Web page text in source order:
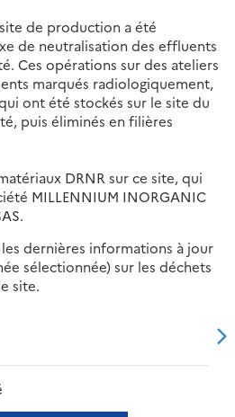
de production a été
de neutralisation des effluents
Ces opérations sur des ateliers
marqués radiologiquement,
ont été stockés sur le site du
puis éliminés en filières
DRNR sur ce site, qui
MILLENNIUM INORGANIC
dernières informations à jour
sélectionnée) sur les déchets
site.